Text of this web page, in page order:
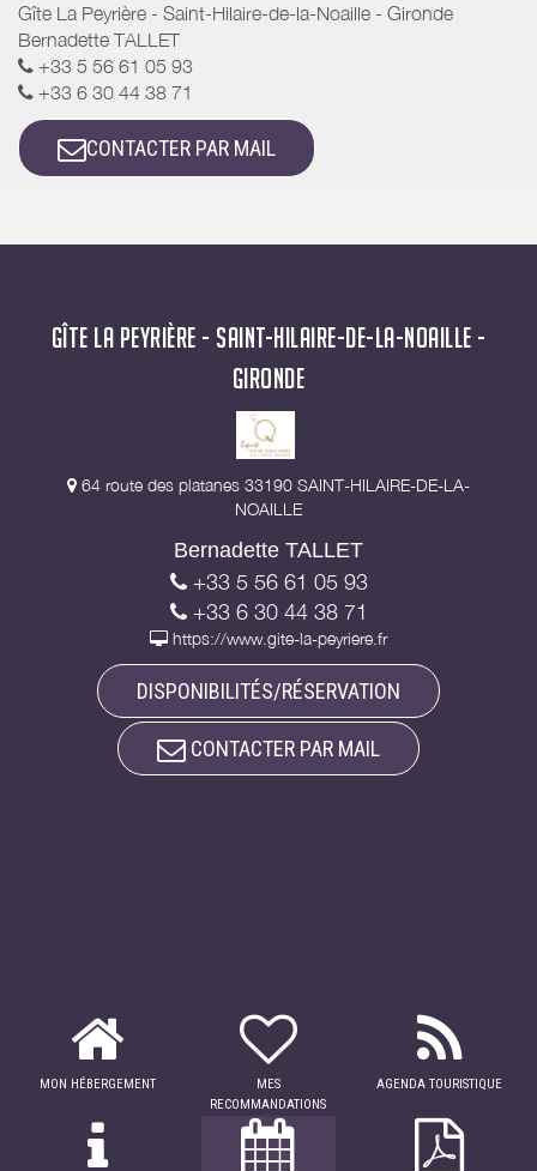
Gîte La Peyrière - Saint-Hilaire-de-la-Noaille - Gironde
Bernadette TALLET
+33 5 56 61 05 93
+33 6 30 44 38 71
CONTACTER PAR MAIL
GÎTE LA PEYRIÈRE - SAINT-HILAIRE-DE-LA-NOAILLE -
GIRONDE
64 route des platanes 33190 SAINT-HILAIRE-DE-LA-
NOAILLE
Bernadette TALLET
+33 5 56 61 05 93
+33 6 30 44 38 71
https://www.gite-la-peyriere.fr
DISPONIBILITÉS/RÉSERVATION
CONTACTER PAR MAIL
MON HÉBERGEMENT
MES
RECOMMANDATIONS
AGENDA TOURISTIQUE